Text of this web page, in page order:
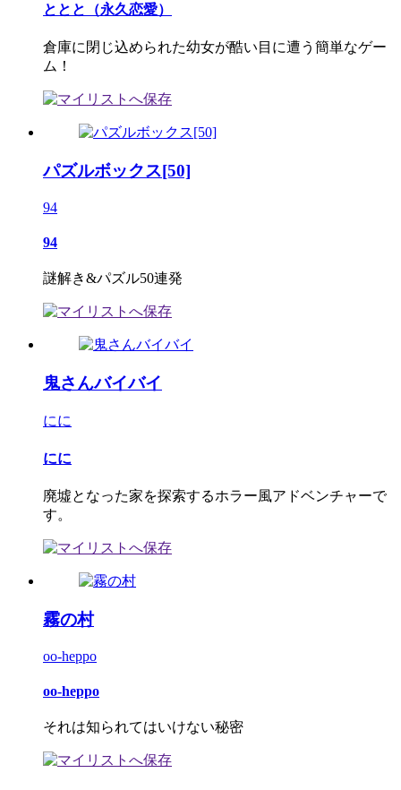
ととと（永久恋愛）
倉庫に閉じ込められた幼女が酷い目に遭う簡単なゲー
ム！
パズルボックス[50]
94
94
謎解き&パズル50連発
鬼さんバイバイ
にに
にに
廃墟となった家を探索するホラー風アドベンチャーで
す。
霧の村
oo-heppo
oo-heppo
それは知られてはいけない秘密